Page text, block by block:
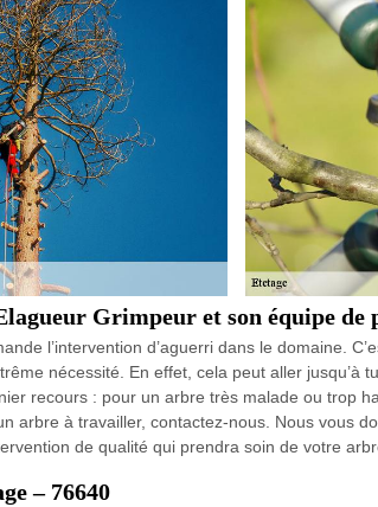
Grimpeur et son équipe de
l’intervention d’aguerri dans le domaine.
nécessité. En effet, cela peut aller jusqu’à
recours : pour un arbre très malade ou trop
arbre à travailler, contactez-nous. Nous vous
de qualité qui prendra soin de votre
– 76640